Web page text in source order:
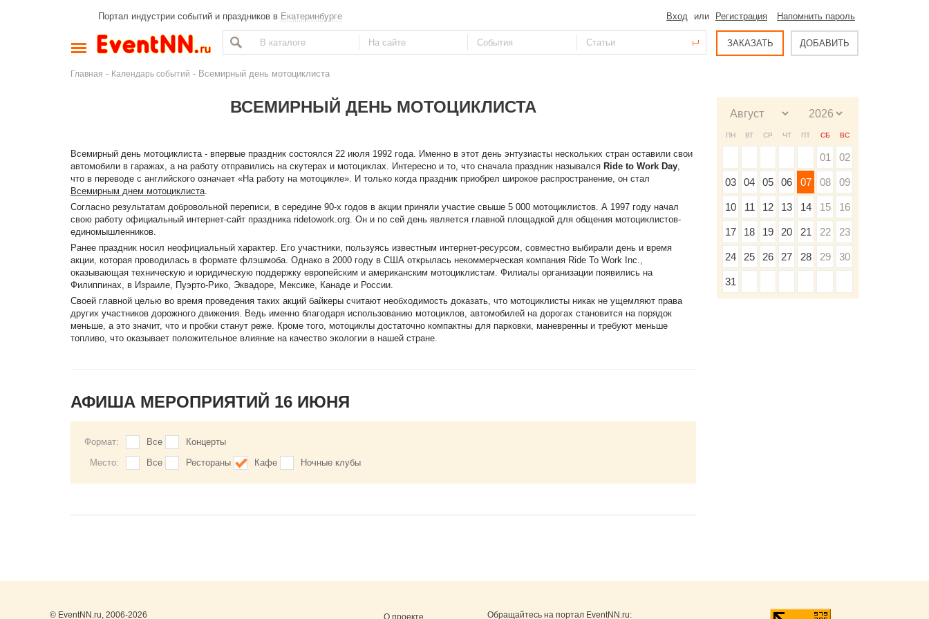
Портал индустрии событий и праздников в Екатеринбурге Вход или Регистрация Напомнить пароль
ЗАКАЗАТЬ ДОБАВИТЬ
Главная - Календарь событий - Всемирный день мотоциклиста
ВСЕМИРНЫЙ ДЕНЬ МОТОЦИКЛИСТА
Всемирный день мотоциклиста - впервые праздник состоялся 22 июля 1992 года. Именно в этот день энтузиасты нескольких стран оставили свои
автомобили в гаражах, а на работу отправились на скутерах и мотоциклах. Интересно и то, что сначала праздник назывался Ride to Work Day,
что в переводе с английского означает «На работу на мотоцикле». И только когда праздник приобрел широкое распространение, он стал
Всемирным днем мотоциклиста.
Согласно результатам добровольной переписи, в середине 90-х годов в акции приняли участие свыше 5 000 мотоциклистов. А 1997 году начал
свою работу официальный интернет-сайт праздника ridetowork.org. Он и по сей день является главной площадкой для общения мотоциклистов-
единомышленников.
Ранее праздник носил неофициальный характер. Его участники, пользуясь известным интернет-ресурсом, совместно выбирали день и время
акции, которая проводилась в формате флэшмоба. Однако в 2000 году в США открылась некоммерческая компания Ride To Work Inc.,
оказывающая техническую и юридическую поддержку европейским и американским мотоциклистам. Филиалы организации появились на
Филиппинах, в Израиле, Пуэрто-Рико, Эквадоре, Мексике, Канаде и России.
Своей главной целью во время проведения таких акций байкеры считают необходимость доказать, что мотоциклисты никак не ущемляют права
других участников дорожного движения. Ведь именно благодаря использованию мотоциклов, автомобилей на дорогах становится на порядок
меньше, а это значит, что и пробки станут реже. Кроме того, мотоциклы достаточно компактны для парковки, маневренны и требуют меньше
топливо, что оказывает положительное влияние на качество экологии в нашей стране.
АФИША МЕРОПРИЯТИЙ 16 ИЮНЯ
Формат: Все
Концерты
Место:
Все Рестораны Кафе Ночные клубы
ПН ВТ СР ЧТ ПТ СБ ВС
01 02
03 04 05 06 07 08 09
10 11 12 13 14 15 16
17 18 19 20 21 22 23
24 25 26 27 28 29 30
31
© EventNN.ru, 2006-2026 О проекте Обращайтесь на портал EventNN.ru: